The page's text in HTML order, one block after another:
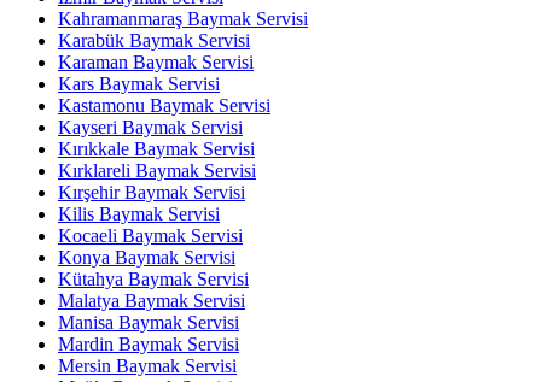
Kahramanmaraş Baymak Servisi
Karabük Baymak Servisi
Karaman Baymak Servisi
Kars Baymak Servisi
Kastamonu Baymak Servisi
Kayseri Baymak Servisi
Kırıkkale Baymak Servisi
Kırklareli Baymak Servisi
Kırşehir Baymak Servisi
Kilis Baymak Servisi
Kocaeli Baymak Servisi
Konya Baymak Servisi
Kütahya Baymak Servisi
Malatya Baymak Servisi
Manisa Baymak Servisi
Mardin Baymak Servisi
Mersin Baymak Servisi